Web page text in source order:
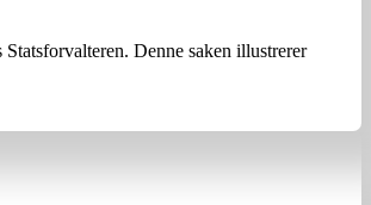
Denne saken illustrerer